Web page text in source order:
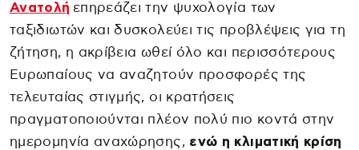
Ανατολή επηρεάζει την ψυχολογία των
ταξιδιωτών και δυσκολεύει τις προβλέψεις για τη
ζήτηση, η ακρίβεια ωθεί όλο και περισσότερους
Ευρωπαίους να αναζητούν προσφορές της
τελευταίας στιγμής, οι κρατήσεις
πραγματοποιούνται πλέον πολύ πιο κοντά στην
ημερομηνία αναχώρησης, ενώ η κλιματική κρίση